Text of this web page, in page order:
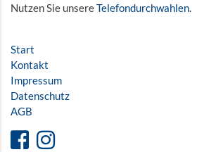
Nutzen Sie unsereTelefondurchwahlen.
Start
Kontakt
Impressum
Datenschutz
AGB